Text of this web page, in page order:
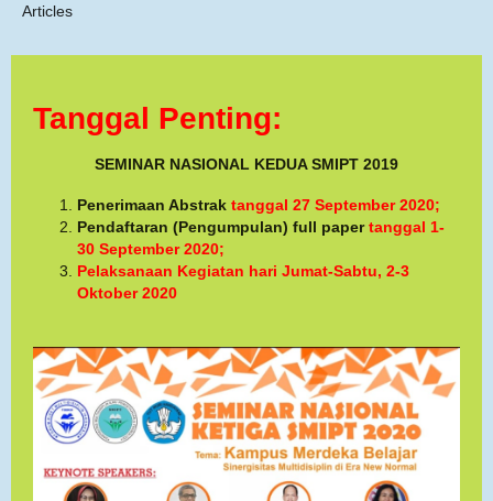
Articles
Tanggal Penting:
SEMINAR NASIONAL KEDUA SMIPT 2019
Penerimaan Abstrak tanggal 27 September 2020;
Pendaftaran (Pengumpulan) full papertanggal 1-
30 September 2020;
Pelaksanaan Kegiatan hari Jumat-Sabtu, 2-3
Oktober 2020